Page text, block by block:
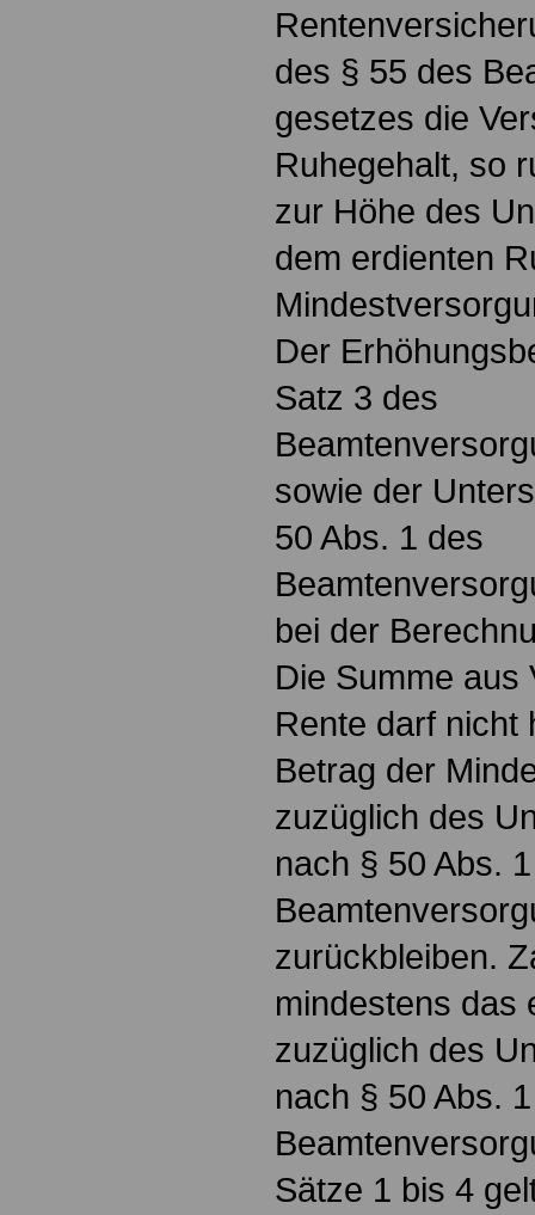
des § 55 des
gesetzes die
Ruhegehalt, so
zur Höhe des
dem erdienten
Der
Satz 3 des
sowie der
50 Abs. 1 des
bei der
Die Summe aus
Rente darf nicht
Betrag der
zuzüglich des
nach § 50 Abs.
zurückbleiben.
mindestens das
zuzüglich des
nach § 50 Abs.
Sätze 1 bis 4